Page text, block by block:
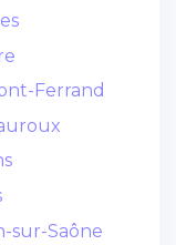
Ferrand
sur-Saône